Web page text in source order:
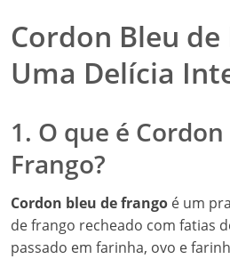
Cordon Bleu de
Uma Delícia
1. O que é
Frango?
Cordon bleu de frango é um
de frango recheado com fatias
passado em farinha, ovo e